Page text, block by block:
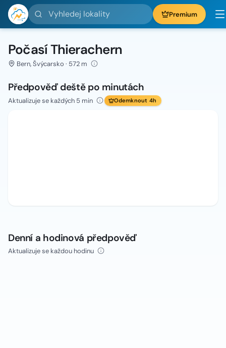
Vyhledej lokality Premium
Počasí Thierachern
Bern, Švýcarsko · 572 m
Předpověď deště po minutách
Aktualizuje se každých 5 min Odemknout 4h
Denní a hodinová předpověď
Aktualizuje se každou hodinu